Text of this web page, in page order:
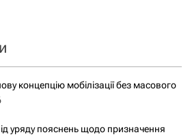
концепцію мобілізації без масового
уряду пояснень щодо призначення